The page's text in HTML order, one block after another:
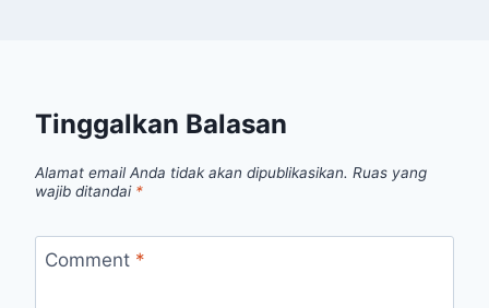
Tinggalkan Balasan
Alamat email Anda tidak akan dipublikasikan. Ruas yang
wajib ditandai *
Comment *